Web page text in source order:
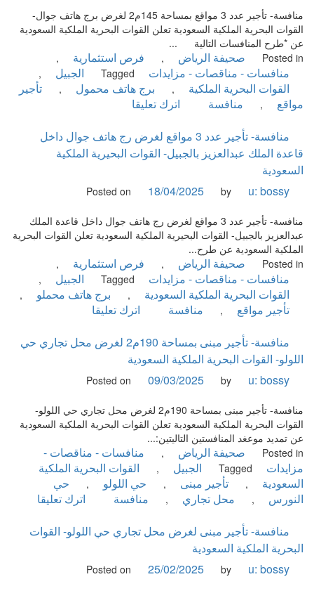
الغربي
بمحافظة
الطائف-
وزارة
البيئة
والمياه
والزراعة
منافسة- تأجير عدد 3 مواقع بمساحة 145م2 لغرض برج هاتف جوال-
القوات البحرية الملكية السعودية تعلن القوات البحرية الملكية السعودية
عن *طرح المنافسات التالية ...
Posted in
صحيفة الرياض , فرص استثمارية ,
منافسات - مناقصات - مزايدات Tagged الجبيل ,
القوات البحرية الملكية , برج هاتف محمول ,
تأجير
مواقع
, منافسة اترك تعليقا
تأجير
عدد
بمساحة
لغرض
برج
هاتف
جوال-
القوات
البحرية
الملكية
السعودية
منافسة- تأجير عدد 3 مواقع لغرض رج هاتف جوال داخل
قاعدة الملك عبدالعزيز بالجبيل- القوات البحيرية الملكية
السعودية
Posted on 18/04/2025 by u: bossy
منافسة- تأجير عدد 3 مواقع لغرض رج هاتف جوال داخل قاعدة الملك
عبدالعزيز بالجبيل- القوات البحيرية الملكية السعودية تعلن القوات البحرية
الملكية السعودية عن طرح...
Posted in
صحيفة الرياض , فرص استثمارية ,
منافسات - مناقصات - مزايدات Tagged الجبيل ,
القوات البحرية الملكية السعودية , برج هاتف محملو ,
تأجير مواقع , منافسة اترك تعليقا
تأجير
مواقع
رج
هاتف
جوال
داخل
قاعدة
الملك
عبدالعزيز
بالجبيل-
القوات
الملكية
منافسة- تأجير مبنى بمساحة 190م2 لغرض محل تجاري حي
اللولو- القوات البحرية الملكية السعودية
Posted on 09/03/2025 by u: bossy
منافسة- تأجير مبنى بمساحة 190م2 لغرض محل تجاري حي اللولو-
القوات البحرية الملكية السعودية تعلن القوات البحرية الملكية السعودية
عن تمديد موعغد المنافستين التاليتين:...
Posted in
صحيفة الرياض ,
منافسات - مناقصات -
مزايدات
Tagged الجبيل ,
القوات البحرية الملكية
السعودية
, تأجير مبنى , حي اللولو ,
حي
النورس
, محل تجاري , منافسة اترك تعليقا
تأجيرمنافسة- تأجير مبنى لغرض محل تجاري حي اللولو- القوات
البحرية الملكية السعودية
Posted on 25/02/2025 by u: bossy